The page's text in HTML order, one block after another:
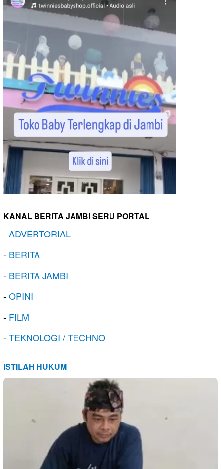
KANAL BERITA JAMBI SERU PORTAL
-ADVERTORIAL
- BERITA
- BERITA JAMBI
-OPINI
- FILM
-TEKNOLOGI / TECHNO
ISTILAH HUKUM